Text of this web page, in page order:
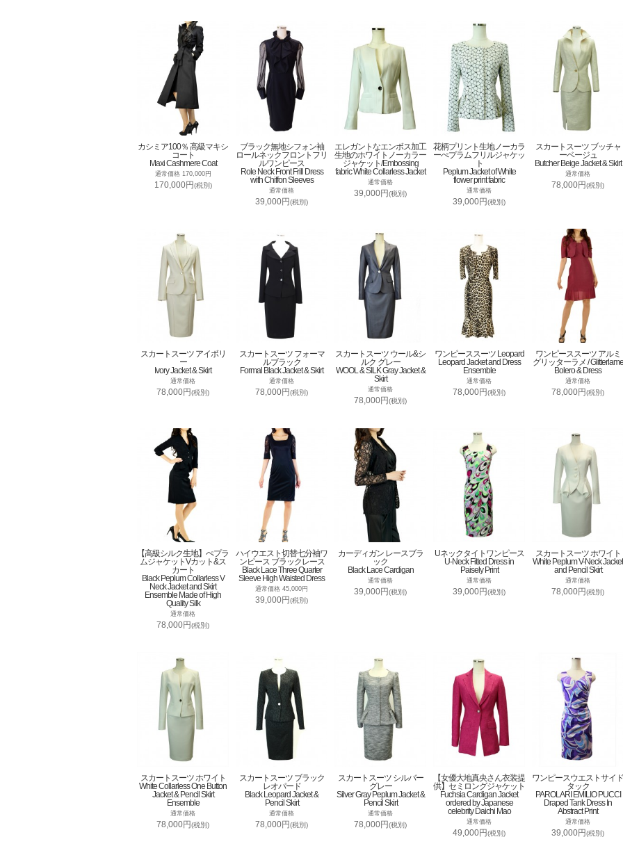
カシミア100％ 高級マキシ
コート
Maxi Cashmere Coat
通常価格 170,000円
170,000円(税別)
ブラック無地シフォン袖
ロールネックフロントフリ
ルワンピース
Role Neck Front Frill Dress
with Chiffon Sleeves
通常価格
39,000円(税別)
エレガントなエンボス加工
生地のホワイトノーカラー
ジャケット/Embossing
fabric White Collarless Jacket
通常価格
39,000円(税別)
花柄プリント生地ノーカラ
ーぺプラムフリルジャケッ
ト
Peplum Jacket of White
flower print fabric
通常価格
39,000円(税別)
スカートスーツ ブッチャ
ーベージュ
Butcher Beige Jacket & Skirt
通常価格
78,000円(税別)
スカートスーツ アイボリ
ー
Ivory Jacket & Skirt
通常価格
78,000円(税別)
スカートスーツ フォーマ
ルブラック
Formal Black Jacket & Skirt
通常価格
78,000円(税別)
スカートスーツ ウール&シ
ルク グレー
WOOL & SILK Gray Jacket &
Skirt
通常価格
78,000円(税別)
ワンピーススーツ Leopard
Leopard Jacket and Dress
Ensemble
通常価格
78,000円(税別)
ワンピーススーツ アルミ
グリッターラメ / Glitterlame
Bolero & Dress
通常価格
78,000円(税別)
【高級シルク生地】ぺプラ
ムジャケットVカット&ス
カート
Black Peplum Collarless V
Neck Jacket and Skirt
Ensemble Made of High
Quality Silk
通常価格
78,000円(税別)
ハイウエスト切替七分袖ワ
ンピース ブラックレース
Black Lace Three Quarter
Sleeve High Waisted Dress
通常価格 45,000円
39,000円(税別)
カーディガン レースブラ
ック
Black Lace Cardigan
通常価格
39,000円(税別)
Uネックタイトワンピース
U-Neck Fitted Dress in
Paisely Print
通常価格
39,000円(税別)
スカートスーツ ホワイト
White Peplum V-Neck Jacket
and Pencil Skirt
通常価格
78,000円(税別)
スカートスーツ ホワイト
White Collarless One Button
Jacket & Pencil Skirt
Ensemble
通常価格
78,000円(税別)
スカートスーツ ブラック
レオパード
Black Leopard Jacket &
Pencil Skirt
通常価格
78,000円(税別)
スカートスーツ シルバー
グレー
Silver Gray Peplum Jacket &
Pencil Skirt
通常価格
78,000円(税別)
【女優大地真央さん衣装提
供】セミロングジャケット
Fuchsia Cardigan Jacket
ordered by Japanese
celebrity Daichi Mao
通常価格
49,000円(税別)
ワンピースウエストサイド
タック
PAROLARI EMILIO PUCCI
Draped Tank Dress In
Abstract Print
通常価格
39,000円(税別)